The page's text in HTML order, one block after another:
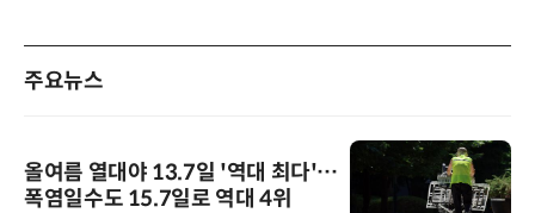
주요뉴스
올여름 열대야 13.7일 '역대 최다'…
폭염일수도 15.7일로 역대 4위